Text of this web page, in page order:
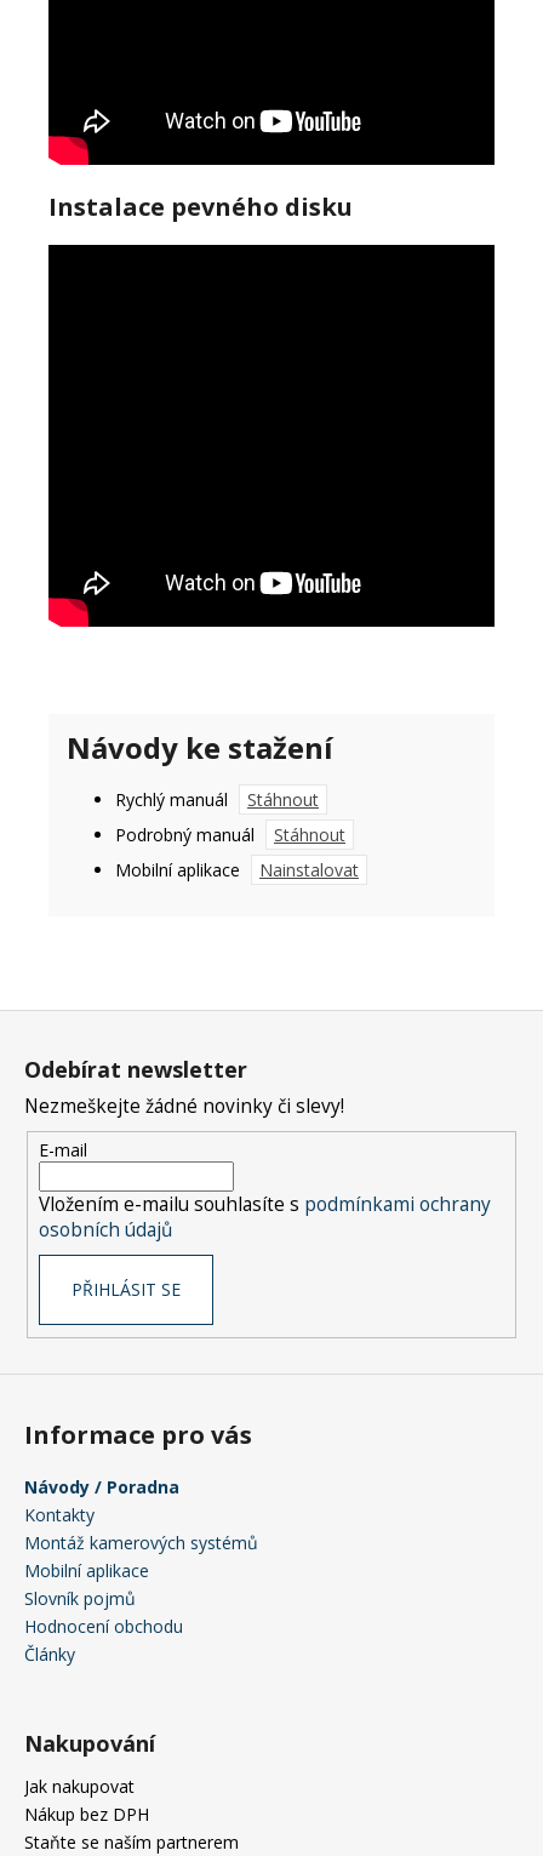
Instalace pevného disku
Návody ke stažení
Rychlý manuál
Stáhnout
Podrobný manuál
Stáhnout
Mobilní aplikace
Nainstalovat
Z
Odebírat newsletter
Nezmeškejte žádné novinky či slevy!
E-mail
Vložením e-mailu souhlasíte s podmínkami ochrany
osobních údajů
PŘIHLÁSIT SE
Informace pro vás
Návody / Poradna
Kontakty
Montáž kamerových systémů
Mobilní aplikace
Slovník pojmů
Hodnocení obchodu
Články
Nakupování
Jak nakupovat
Nákup bez DPH
Staňte se naším partnerem